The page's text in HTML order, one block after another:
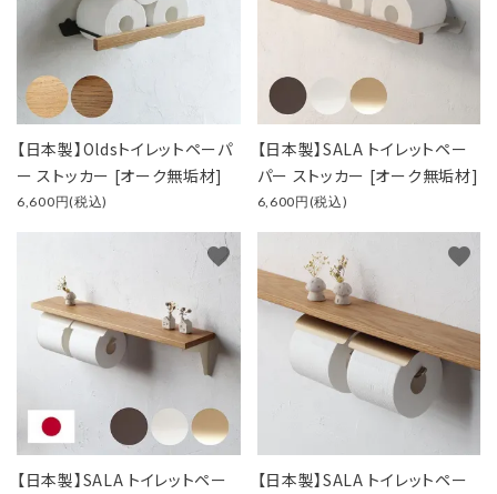
【日本製】Oldsトイレットペーパ
ー ストッカー [オーク無垢材]
6,600円(税込)
【日本製】SALA トイレットペー
パー ストッカー [オーク無垢材]
6,600円(税込)
【日本製】SALA トイレットペー
favorite
【日本製】SALA トイレットペー
favorite